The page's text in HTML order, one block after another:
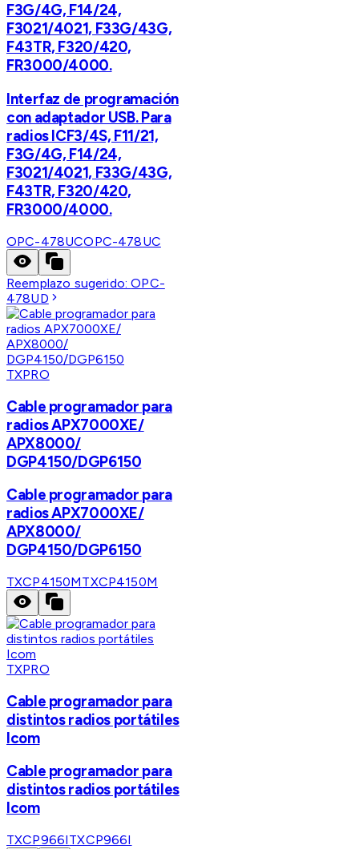
F3G/4G, F14/24,
F3021/4021, F33G/43G,
F43TR, F320/420,
FR3000/4000.
Interfaz de programación
con adaptador USB. Para
radios ICF3/4S, F11/21,
F3G/4G, F14/24,
F3021/4021, F33G/43G,
F43TR, F320/420,
FR3000/4000.
OPC-478UCOPC-478UC
Reemplazo sugerido:OPC-
478UD
TXPRO
Cable programador para
radios APX7000XE/
APX8000/
DGP4150/DGP6150
Cable programador para
radios APX7000XE/
APX8000/
DGP4150/DGP6150
TXCP4150MTXCP4150M
TXPRO
Cable programador para
distintos radios portátiles
Icom
Cable programador para
distintos radios portátiles
Icom
TXCP966ITXCP966I